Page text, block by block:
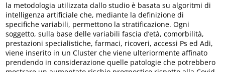
la metodologia utilizzata dallo studio è basata su algoritmi di
intelligenza artificiale che, mediante la definizione di
specifiche variabili, permettono la stratificazione. Ogni
soggetto, sulla base delle variabili fascia d’età, comorbilità,
prestazioni specialistiche, farmaci, ricoveri, accessi Ps ed Adi,
viene inserito in un Cluster che viene ulteriormente affinato
prendendo in considerazione quelle patologie che potrebbero